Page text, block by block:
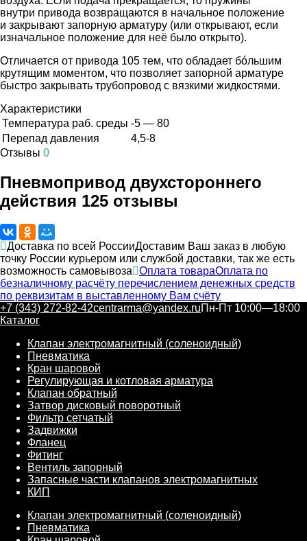
внутри привода возвращаются в начальное положение
и закрывают запорную арматуру (или открывают, если
изначальное положение для неё было открыто).
Отличается от привода 105 тем, что обладает бóльшим
крутящим моментом, что позволяет запорной арматуре
быстро закрывать трубопровод с вязкими жидкостями.
Характеристики
Температура раб. среды -5 — 80
Перепад давления
4,5-8
Отзывы 0
Пневмопривод двухстороннего
действия 125 отзывы
Доставка по всей РоссииДоставим Ваш заказ в любую
точку России курьером или службой доставки, так же есть
возможность самовывоза
Оплата товараОплата по
безналичному расчёту перечислением денежных средств
по реквизитам в выставленному Вам счёту
+7 (343) 272-82-42centrarma@yandex.ruПн-Пт 10:00—18:00
Каталог
Клапан электромагнитный (соленоидный)
Пневматика
Кран шаровой
Регулирующая и котловая арматура
Клапан обратный
Затвор дисковый поворотный
Фильтр сетчатый
Задвижки
Фланец
Фитинг
Вентиль запорный
Запасные части клапанов электромагнитных
КИП
Клапан электромагнитный (соленоидный)
Пневматика